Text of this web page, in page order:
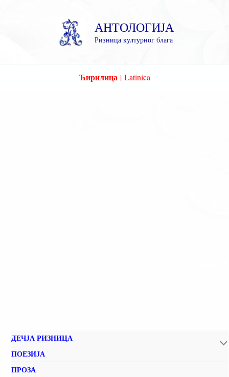
АНТОЛОГИЈА
Ризница културног блага
Ћирилица | Latinica
ДЕЧЈА РИЗНИЦА
ПОЕЗИЈА
ПРОЗА